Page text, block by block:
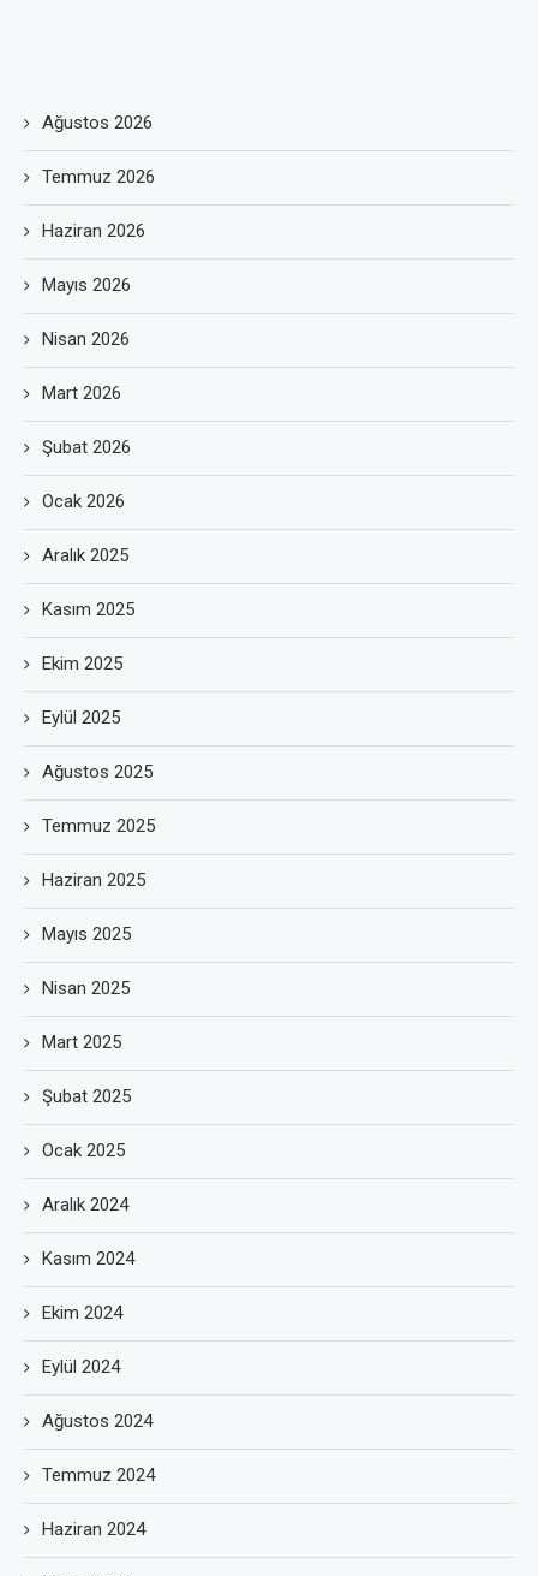
Ağustos 2026
Temmuz 2026
Haziran 2026
Mayıs 2026
Nisan 2026
Mart 2026
Şubat 2026
Ocak 2026
Aralık 2025
Kasım 2025
Ekim 2025
Eylül 2025
Ağustos 2025
Temmuz 2025
Haziran 2025
Mayıs 2025
Nisan 2025
Mart 2025
Şubat 2025
Ocak 2025
Aralık 2024
Kasım 2024
Ekim 2024
Eylül 2024
Ağustos 2024
Temmuz 2024
Haziran 2024